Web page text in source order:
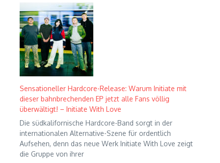
Sensationeller Hardcore-Release: Warum Initiate mit
dieser bahnbrechenden EP jetzt alle Fans völlig
überwältigt! – Initiate With Love
Die südkalifornische Hardcore-Band sorgt in der
internationalen Alternative-Szene für ordentlich
Aufsehen, denn das neue Werk Initiate With Love zeigt
die Gruppe von ihrer